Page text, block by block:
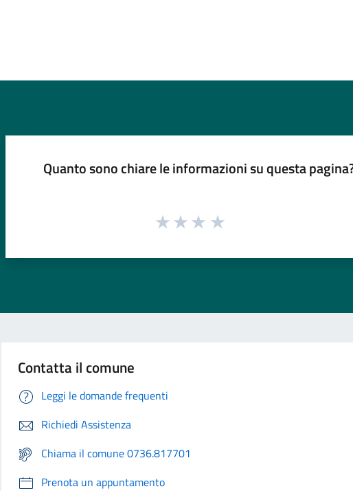
Quanto sono chiare le informazioni su questa
Contatta il comune
Leggi le domande frequenti
Richiedi Assistenza
Chiama il comune 0736.817701
Prenota un appuntamento